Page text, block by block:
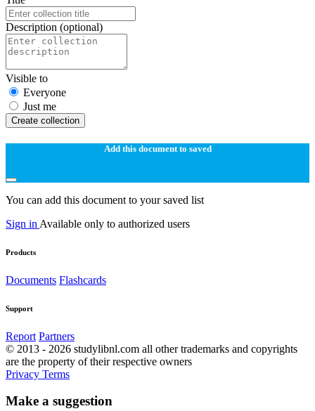
Description (optional)
Visible to
Everyone
Just me
Create collection
Add this document to saved
You can add this document to your saved list
Sign in Available only to authorized users
Products
Documents Flashcards
Support
Report Partners
© 2013 - 2026 studylibnl.com all other trademarks and copyrights
are the property of their respective owners
Privacy Terms
Make a suggestion